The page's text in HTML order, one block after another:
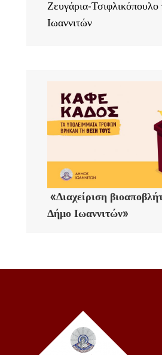
Ζευγάρια-
Ιωαννιτών
«Διαχείριση
Δήμο Ιωαννιτών»